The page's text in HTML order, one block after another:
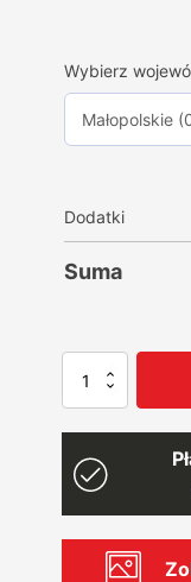
Wybierz
Dodatki
Suma
ilość
dwuspadowy,